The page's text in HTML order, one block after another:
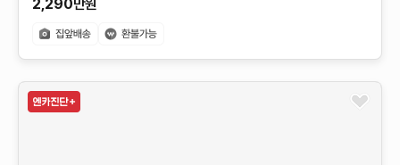
2,290만원